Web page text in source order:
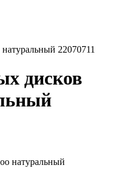
22070711
дисков